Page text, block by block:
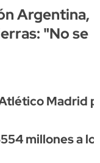
Argentina,
"No se
Madrid
millones a